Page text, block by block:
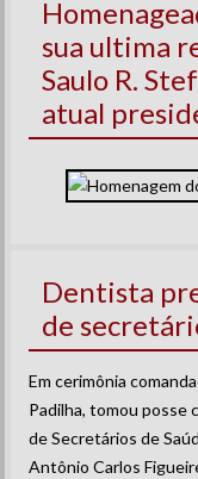
sua ultima
Saulo R.
atual
Dentista
de
Em cerimônia
Padilha, tomou posse
de Secretários de
Antônio Carlos